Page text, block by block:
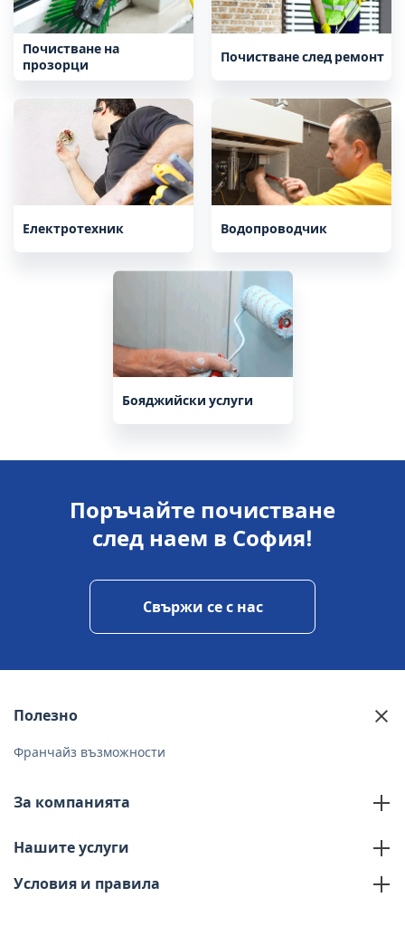
Почистване на
прозорци
Почистване след ремонт
Електротехник Водопроводчик
Бояджийски услуги
Поръчайте почистване
след наем в София!
свържи се с нас
Полезно
Франчайз възможности
За компанията
За нас
Нашите услуги
Условия и правила